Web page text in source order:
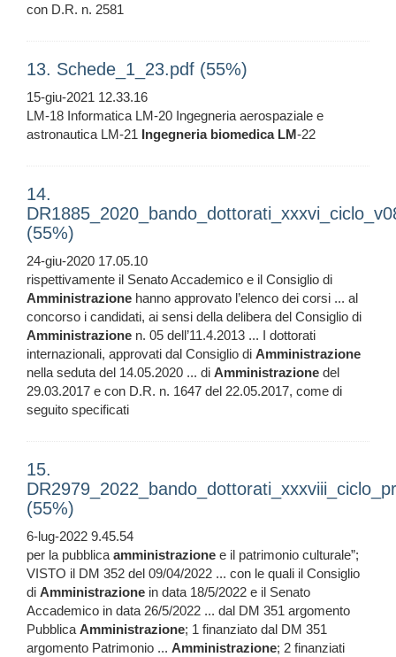
con D.R. n. 2581
13. Schede_1_23.pdf (55%)
15-giu-2021 12.33.16
LM-18 Informatica LM-20 Ingegneria aerospaziale e
astronautica LM-21 Ingegneria biomedica LM-22
14.
(55%)
24-giu-2020 17.05.10
rispettivamente il Senato Accademico e il Consiglio di
Amministrazione hanno approvato l’elenco dei corsi ... al
concorso i candidati, ai sensi della delibera del Consiglio di
Amministrazione n. 05 dell’11.4.2013 ... I dottorati
internazionali, approvati dal Consiglio di Amministrazione
nella seduta del 14.05.2020 ... di Amministrazione del
29.03.2017 e con D.R. n. 1647 del 22.05.2017, come di
seguito specificati
15.
(55%)
6-lug-2022 9.45.54
per la pubblicaamministrazione e il patrimonio culturale”;
VISTO il DM 352 del 09/04/2022 ... con le quali il Consiglio
di Amministrazione in data 18/5/2022 e il Senato
Accademico in data 26/5/2022 ... dal DM 351 argomento
PubblicaAmministrazione; 1 finanziato dal DM 351
argomento Patrimonio ... Amministrazione; 2 finanziati